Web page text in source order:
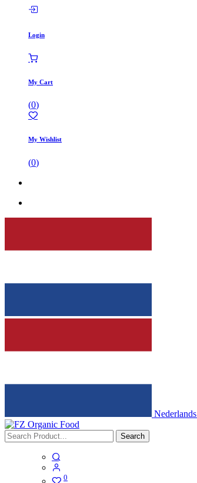
Login
My Cart
(0)
My Wishlist
(0)
Nederlands
Search
0